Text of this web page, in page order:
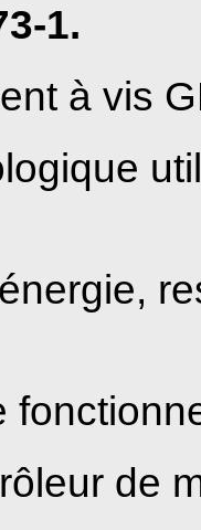
1.
à vis
de